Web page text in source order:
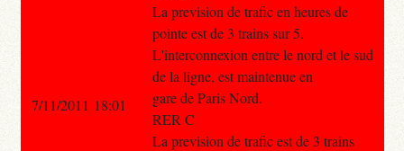
La prevision de trafic en heures de
pointe est de 3 trains sur 5.
L'interconnexion entre le nord et le sud
de la ligne, est maintenue en
gare de Paris Nord.
RER C
La prevision de trafic est de 3 trains
7/11/2011 18:01